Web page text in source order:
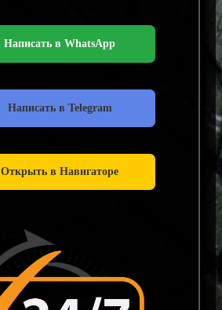
Написать в WhatsApp
Написать в Telegram
Открыть в Навигаторе